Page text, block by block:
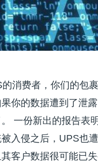
消费者，你们的包
你的数据遭到了泄
一份新出的报告表
入侵之后，UPS也
客户数据很可能已